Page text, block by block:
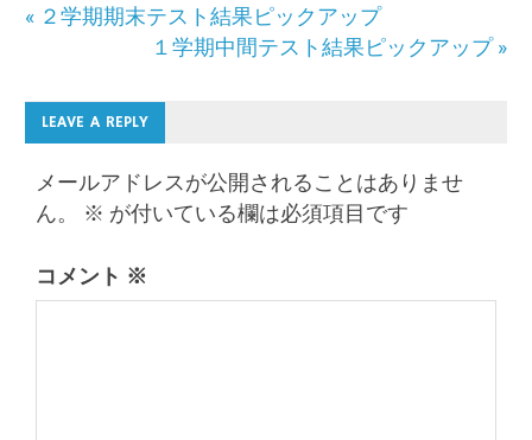
投
ナ
ビ
ゲ
ー
シ
ョ
« ２学期期末テスト結果ピックアップ
１学期中間テスト結果ピックアップ »
LEAVE A REPLY
メールアドレスが公開されることはありませ
ん。
※ が付いている欄は必須項目です
コメント ※